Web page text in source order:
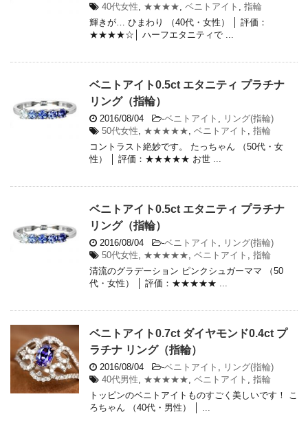
40代女性
★★★★ ベニトアイト
指輪
輝きが… ひまわり （40代・女性） │ 評価：
★★★★☆│ ハーフエタニティで ...
ベニトアイト0.5ct エタニティ プラチナ
リング（指輪）
2016/08/04 -ベニトアイト
リング(指輪)
50代女性
★★★★★ ベニトアイト
指輪
コントラスト絶妙です。 たっちゃん （50代・女
性） │ 評価：★★★★★ お世 ...
ベニトアイト0.5ct エタニティ プラチナ
リング（指輪）
2016/08/04 -ベニトアイト
リング(指輪)
50代女性
★★★★★ ベニトアイト
指輪
清流のグラデーション ピンクシュガーママ （50
代・女性） │ 評価：★★★★★ ...
ベニトアイト0.7ct ダイヤモンド0.4ct プ
ラチナ リング（指輪）
2016/08/04 -ベニトアイト
リング(指輪)
40代男性
★★★★★ ベニトアイト
指輪
トッピンのベニトアイトものすごく美しいです！ こ
ろちゃん （40代・男性） │ ...